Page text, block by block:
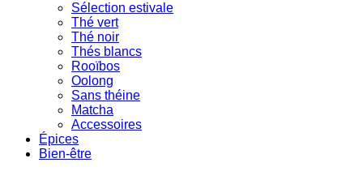
Sélection estivale
Thé vert
Thé noir
Thés blancs
Rooïbos
Oolong
Sans théine
Matcha
Accessoires
Épices
Bien-être